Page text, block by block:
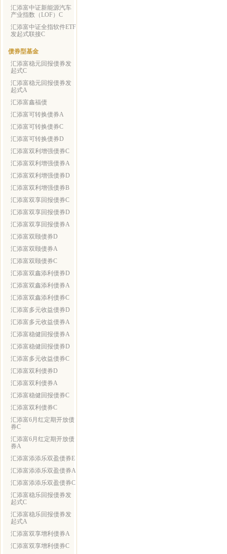
汇添富中证新能源汽车
产业指数（LOF）C
汇添富中证全指软件ETF
发起式联接C
债券型基金
汇添富稳元回报债券发
起式C
汇添富稳元回报债券发
起式A
汇添富鑫福债
汇添富可转换债券A
汇添富可转换债券C
汇添富可转换债券D
汇添富双利增强债券C
汇添富双利增强债券A
汇添富双利增强债券D
汇添富双利增强债券B
汇添富双享回报债券C
汇添富双享回报债券D
汇添富双享回报债券A
汇添富双颐债券D
汇添富双颐债券A
汇添富双颐债券C
汇添富双鑫添利债券D
汇添富双鑫添利债券A
汇添富双鑫添利债券C
汇添富多元收益债券D
汇添富多元收益债券A
汇添富稳健回报债券A
汇添富稳健回报债券D
汇添富多元收益债券C
汇添富双利债券D
汇添富双利债券A
汇添富稳健回报债券C
汇添富双利债券C
汇添富6月红定期开放债
券C
汇添富6月红定期开放债
券A
汇添富添添乐双盈债券E
汇添富添添乐双盈债券A
汇添富添添乐双盈债券C
汇添富稳乐回报债券发
起式C
汇添富稳乐回报债券发
起式A
汇添富双享增利债券A
汇添富双享增利债券C